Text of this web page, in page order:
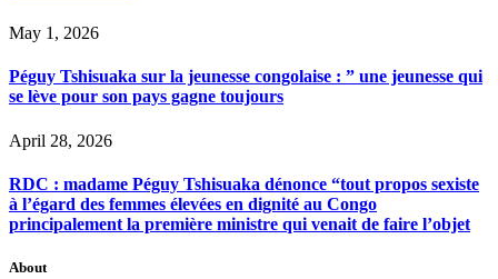
May 1, 2026
Péguy Tshisuaka sur la jeunesse congolaise : ” une jeunesse qui
se lève pour son pays gagne toujours
April 28, 2026
RDC : madame Péguy Tshisuaka dénonce “tout propos sexiste
à l’égard des femmes élevées en dignité au Congo
principalement la première ministre qui venait de faire l’objet
About